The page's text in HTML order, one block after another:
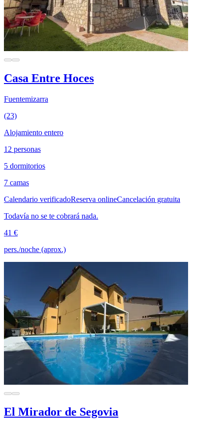
Casa Entre Hoces
Fuentemizarra
(23)
Alojamiento entero
12 personas
5 dormitorios
7 camas
Calendario verificadoReserva onlineCancelación gratuita
Todavía no se te cobrará nada.
41 €
pers./noche (aprox.)
El Mirador de Segovia